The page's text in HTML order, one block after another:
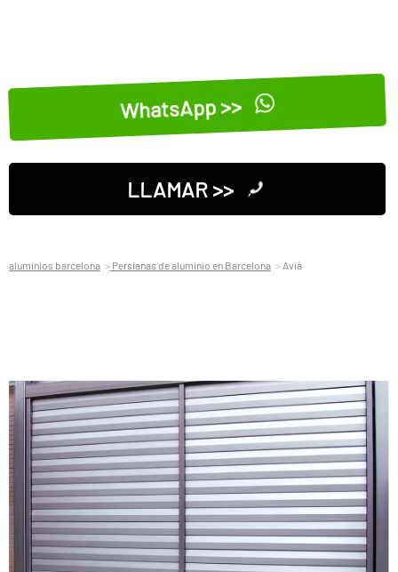
WhatsApp >>
LLAMAR >>
aluminios barcelona Persianas de aluminio en Barcelona Avià